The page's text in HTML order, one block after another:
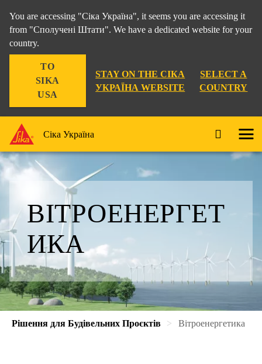
You are accessing "Сіка Україна", it seems you are accessing it
from "Сполучені Штати". We have a dedicated website for your
country.
TO
SIKA
USA
STAY ON THE СІКА
УКРАЇНА WEBSITE
SELECT A
COUNTRY
Сіка Україна
ВІТРОЕНЕРГЕТ
ИКА
Рішення для Будівельних Проєктів Вітроенергетика